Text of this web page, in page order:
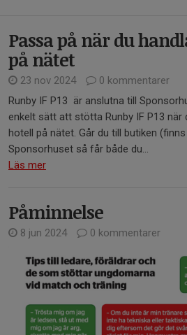
Passa på när du
på nätet
23 nov 2024
0 kommentarer
Runby IF P13 är anslutna till
enkelt sätt att stötta Runby IF P13 när
hotell på nätet. Går du till butiken
Sponsorhuset så får både du...
Läs mer
Påminnelse
8 jun 2024 0 kommentarer